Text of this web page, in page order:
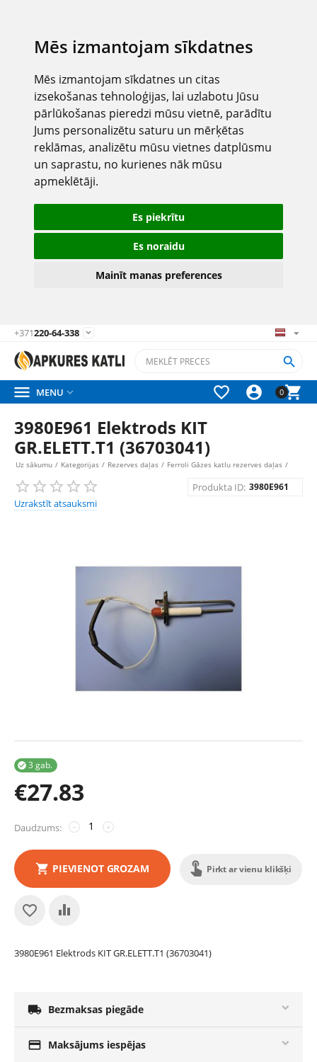
Mēs izmantojam sīkdatnes
Mēs izmantojam sīkdatnes un citas
izsekošanas tehnoloģijas, lai uzlabotu Jūsu
pārlūkošanas pieredzi mūsu vietnē, parādītu
Jums personalizētu saturu un mērķētas
reklāmas, analizētu mūsu vietnes datplūsmu
un saprastu, no kurienes nāk mūsu
apmeklētāji.
Es piekrītu
Es noraidu
Mainīt manas preferences
+371220-64-338 
0



 MENU 
3980E961 Elektrods KIT
GR.ELETT.T1 (36703041)
Uz sākumu / Kategorijas / Rezerves daļas / Ferroli Gāzes katlu rezerves daļas /
Uzrakstīt atsauksmi
Produkta ID: 3980E961
3 gab.

€27.83
Daudzums: +
−
PIEVIENOT GROZAM Pirkt ar vienu klikšķi
3980E961 Elektrods KIT GR.ELETT.T1 (36703041)
 Bezmaksas piegāde
 Maksājums iespējas